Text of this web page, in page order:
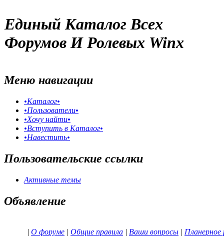
Единый Каталог Всех
Форумов И Ролевых Winx
Меню навигации
•Каталог•
•Пользователи•
•Хочу найти•
•Вступить в Каталог•
•Навестить•
Пользовательские ссылки
Активные темы
Объявление
| О форуме | Общие правила | Ваши вопросы | Планерное